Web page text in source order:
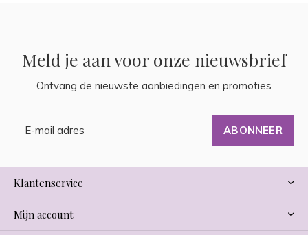
Meld je aan voor onze nieuwsbrief
Ontvang de nieuwste aanbiedingen en promoties
ABONNEER
Klantenservice
Mijn account